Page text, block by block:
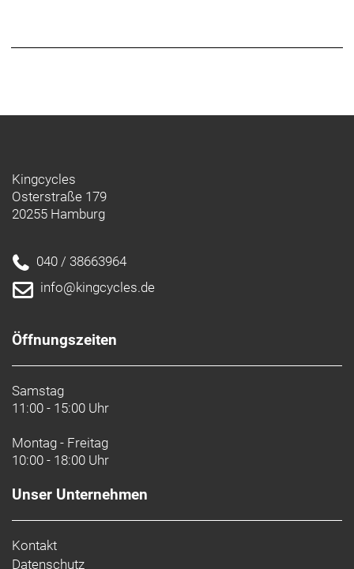
Kingcycles
Osterstraße 179
20255 Hamburg
040 / 38663964
info@kingcycles.de
Öffnungszeiten
Samstag
11:00 - 15:00 Uhr
Montag - Freitag
10:00 - 18:00 Uhr
Unser Unternehmen
Kontakt
Datenschutz